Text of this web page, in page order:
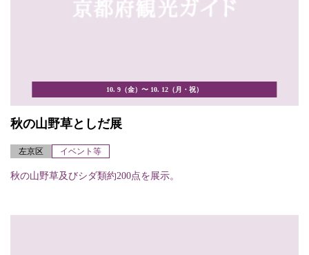
10. 9（金）〜 10. 12（月・祝）
秋の山野草としだ展
左京区 イベント等
秋の山野草及びシダ類約200点を展示。